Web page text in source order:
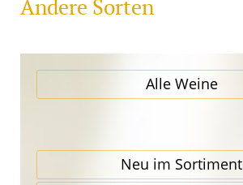
Andere Sorten
Alle Weine
Neu im Sortiment